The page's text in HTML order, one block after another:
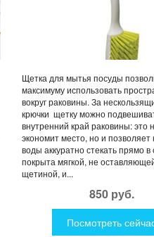
Щетка для мытья посуды
максимуму использовать
вокруг раковины. За
крючки щетку можно
внутренний край раковины: это
экономит место, но и позволяет
воды аккуратно стекать прямо
покрыта мягкой, не
щетиной, и...
850 руб.
Посмотреть